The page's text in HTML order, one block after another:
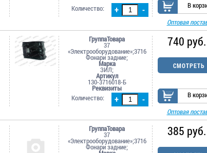
+ -
Количество: В
Оптовая
ГруппаТовара
37
«Электрооборудование»;3716
Фонари задние;
Марка
ЗИЛ;
Артикул
130-3716018-Б
Реквизиты
+ -
Количество:
740 руб.
СМОТРЕТЬ
В
Оптовая
ГруппаТовара
37
«Электрооборудование»;3716
Фонари задние;
385 руб.